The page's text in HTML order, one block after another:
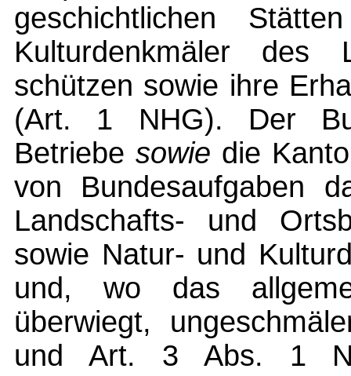
geschichtlichen
Kulturdenkmäler
schützen sowie ihre
(Art. 1 NHG). Der
Betriebesowie die
von Bundesaufgaben
Landschafts- und
sowie Natur- und
und, wo das
überwiegt,
und Art. 3 Abs. 1